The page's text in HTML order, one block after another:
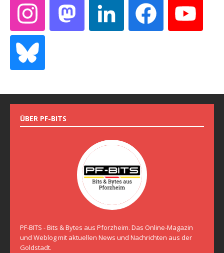
ÜBER PF-BITS
PF-BITS - Bits & Bytes aus Pforzheim. Das Online-Magazin
und Weblog mit aktuellen News und Nachrichten aus der
Goldstadt.